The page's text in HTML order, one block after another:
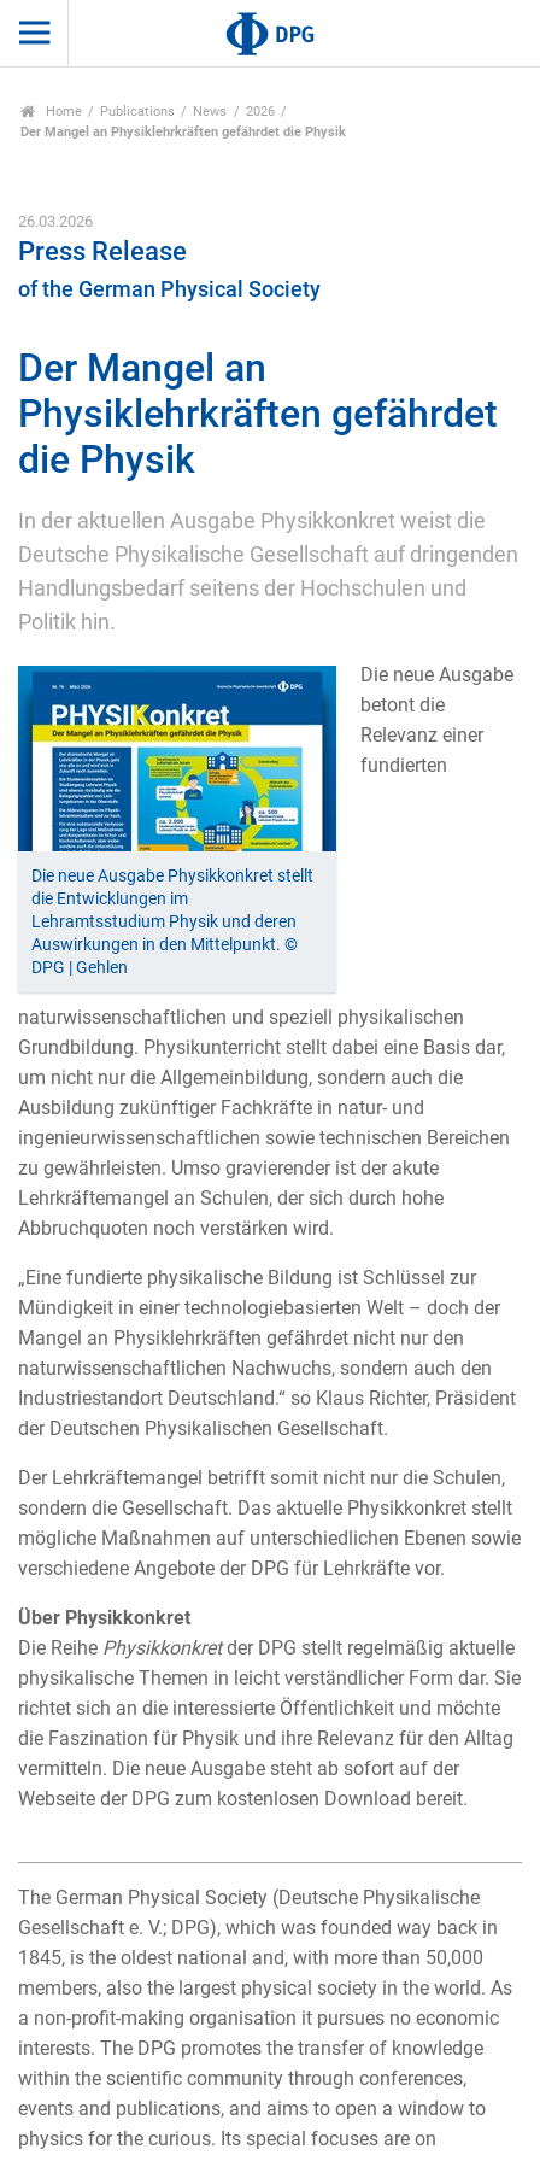
Home Publications News
2026
Der Mangel an Physiklehrkräften gefährdet die Physik
26.03.2026
Press Release
of the German Physical Society
Der Mangel an
Physiklehrkräften gefährdet
die Physik
In der aktuellen Ausgabe Physikkonkret weist die
Deutsche Physikalische Gesellschaft auf dringenden
Handlungsbedarf seitens der Hochschulen und
Politik hin.
Die neue Ausgabe Physikkonkret stellt
die Entwicklungen im
Lehramtsstudium Physik und deren
Auswirkungen in den Mittelpunkt. ©
DPG | Gehlen
Die neue Ausgabe
betont die
Relevanz einer
fundierten
naturwissenschaftlichen und speziell physikalischen
Grundbildung. Physikunterricht stellt dabei eine Basis dar,
um nicht nur die Allgemeinbildung, sondern auch die
Ausbildung zukünftiger Fachkräfte in natur- und
ingenieurwissenschaftlichen sowie technischen Bereichen
zu gewährleisten. Umso gravierender ist der akute
Lehrkräftemangel an Schulen, der sich durch hohe
Abbruchquoten noch verstärken wird.
„Eine fundierte physikalische Bildung ist Schlüssel zur
Mündigkeit in einer technologiebasierten Welt – doch der
Mangel an Physiklehrkräften gefährdet nicht nur den
naturwissenschaftlichen Nachwuchs, sondern auch den
Industriestandort Deutschland.“ so Klaus Richter, Präsident
der Deutschen Physikalischen Gesellschaft.
Der Lehrkräftemangel betrifft somit nicht nur die Schulen,
sondern die Gesellschaft. Das aktuelle Physikkonkret stellt
mögliche Maßnahmen auf unterschiedlichen Ebenen sowie
verschiedene Angebote der DPG für Lehrkräfte vor.
Über Physikkonkret
Die Reihe Physikkonkretder DPG stellt regelmäßig aktuelle
physikalische Themen in leicht verständlicher Form dar. Sie
richtet sich an die interessierte Öffentlichkeit und möchte
die Faszination für Physik und ihre Relevanz für den Alltag
vermitteln. Die neue Ausgabe steht ab sofort auf der
Webseite der DPG zum kostenlosen Download bereit.
The German Physical Society (Deutsche Physikalische
Gesellschaft e. V.; DPG), which was founded way back in
1845, is the oldest national and, with more than 50,000
members, also the largest physical society in the world. As
a non-profit-making organisation it pursues no economic
interests. The DPG promotes the transfer of knowledge
within the scientific community through conferences,
events and publications, and aims to open a window to
physics for the curious. Its special focuses are on